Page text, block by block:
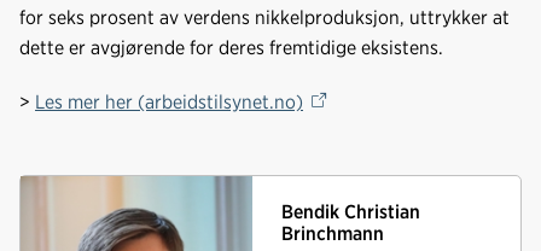
for seks prosent av verdens nikkelproduksjon, uttrykker at
dette er avgjørende for deres fremtidige eksistens.
> Les mer her (arbeidstilsynet.no)
Bendik Christian
Brinchmann